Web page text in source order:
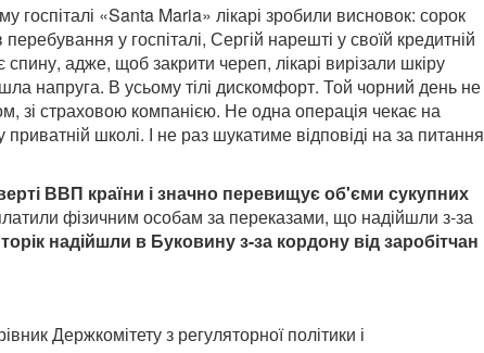
«Santa Maria» лікарі зробили висновок: сорок
у госпіталі, Сергій нарешті у своїй кредитній
спину, адже, щоб закрити череп, лікарі вирізали шкіру
напруга. В усьому тілі дискомфорт. Той чорний день не
зі страховою компанією. Не одна операція чекає на
школі. І не раз шукатиме відповіді на за питання
ВВП країни і значно перевищує об'єми сукупних
фізичним особам за переказами, що надійшли з-за
надійшли в Буковину з-за кордону від заробітчан
Держкомітету з регуляторної політики і